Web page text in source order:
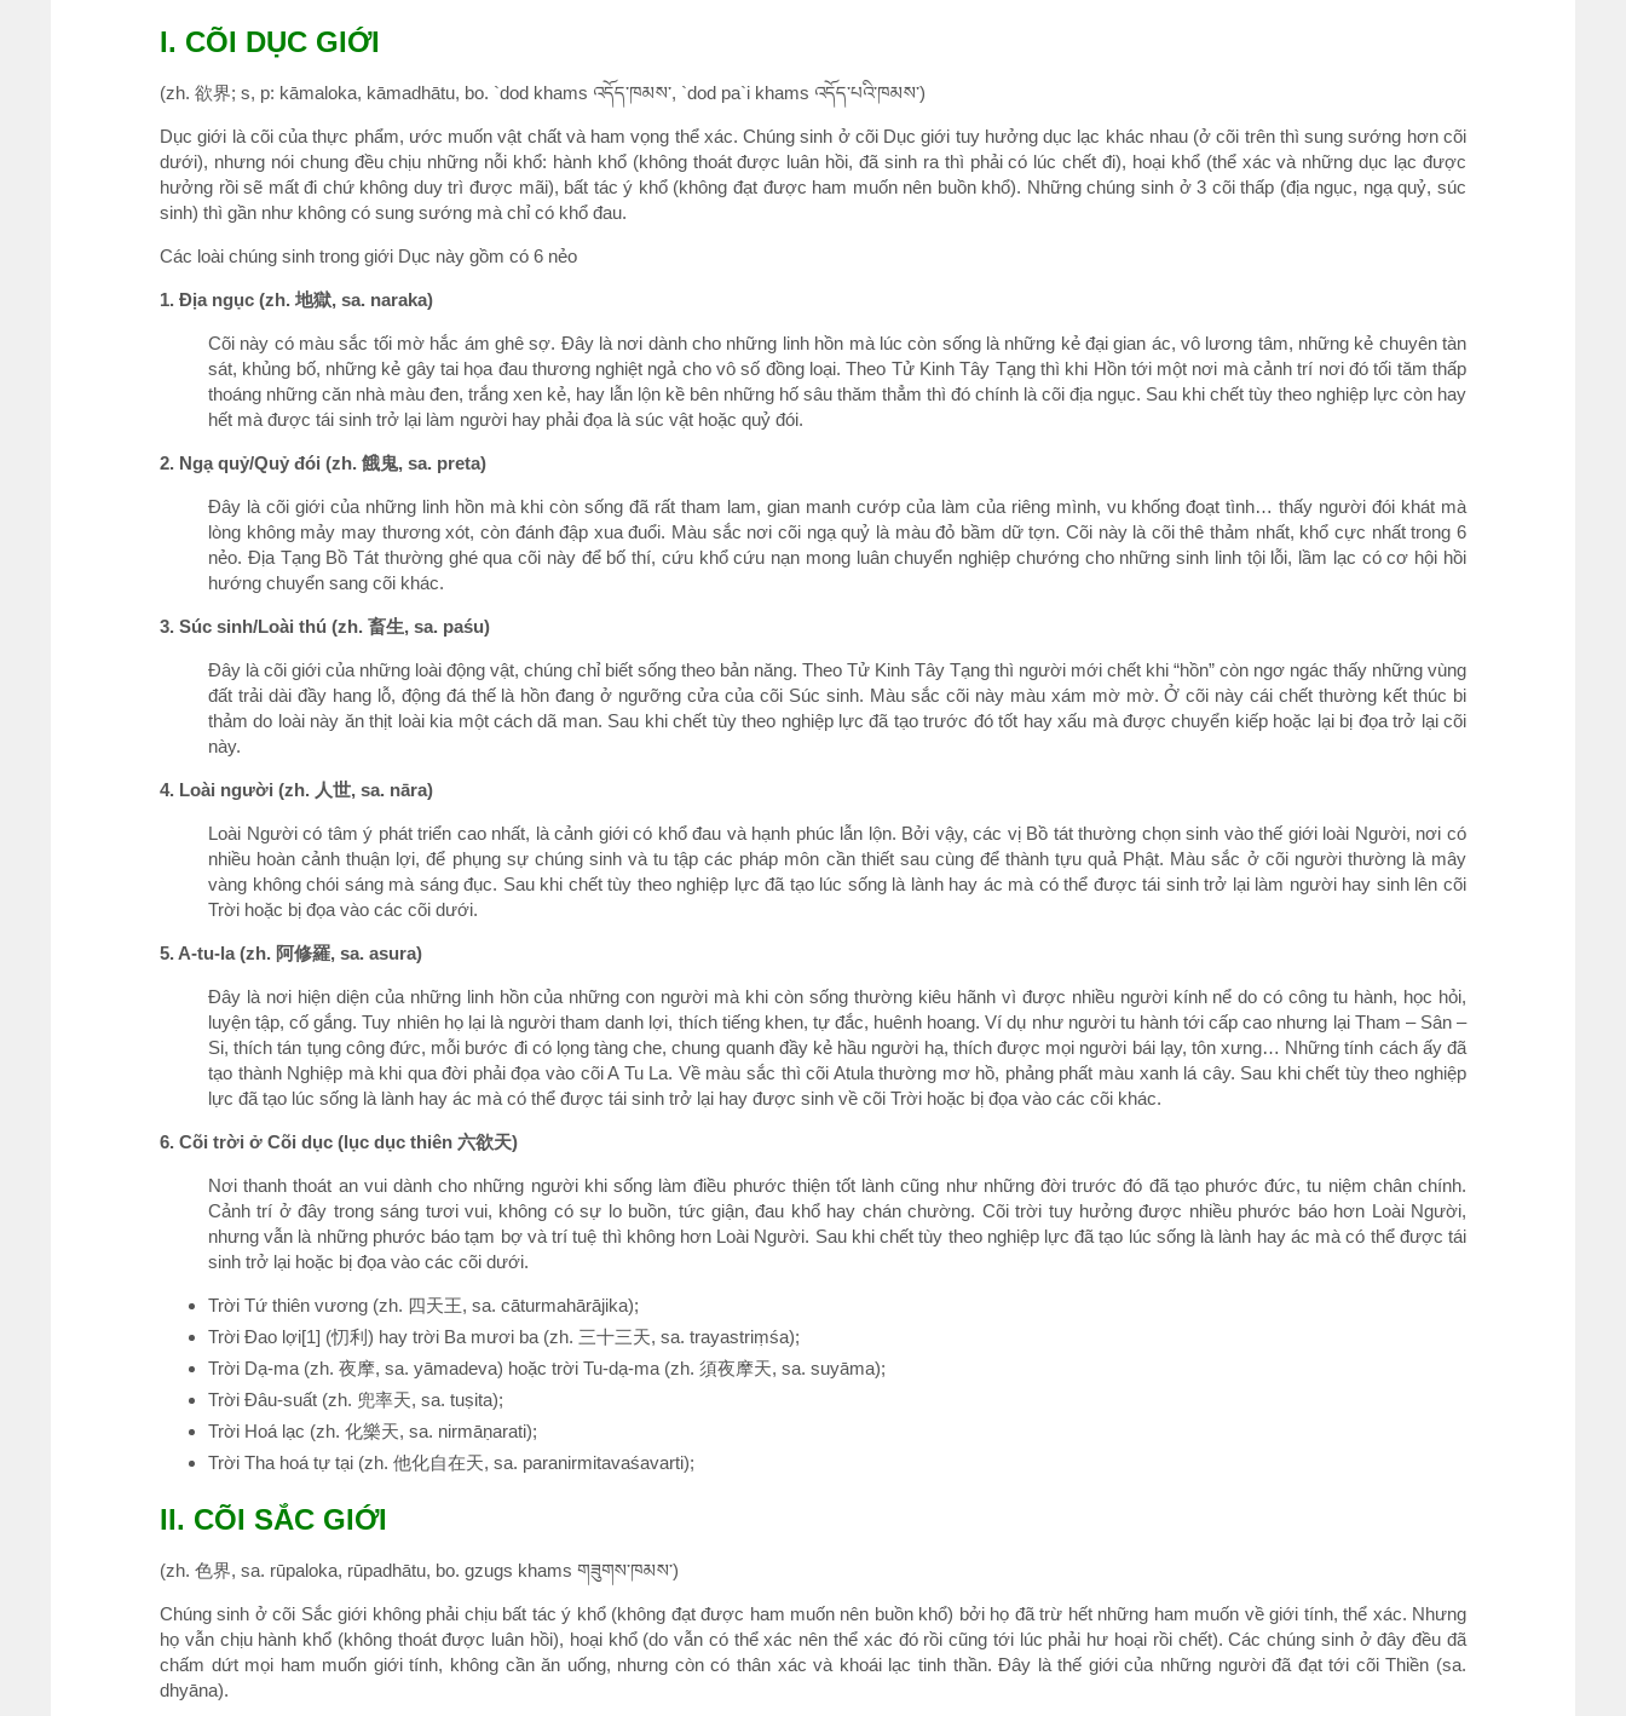
I. CÕI DỤC GIỚI
(zh. 欲界; s, p: kāmaloka, kāmadhātu, bo. `dod khams འདོད་ཁམས་, `dod pa`i khams འདོད་པའི་ཁམས་)
Dục giới là cõi của thực phẩm, ước muốn vật chất và ham vọng thể xác. Chúng sinh ở cõi Dục giới tuy hưởng dục lạc khác nhau (ở cõi trên thì sung sướng hơn cõi
dưới), nhưng nói chung đều chịu những nỗi khổ: hành khổ (không thoát được luân hồi, đã sinh ra thì phải có lúc chết đi), hoại khổ (thể xác và những dục lạc được
hưởng rồi sẽ mất đi chứ không duy trì được mãi), bất tác ý khổ (không đạt được ham muốn nên buồn khổ). Những chúng sinh ở 3 cõi thấp (địa ngục, ngạ quỷ, súc
sinh) thì gần như không có sung sướng mà chỉ có khổ đau.
Các loài chúng sinh trong giới Dục này gồm có 6 nẻo
1. Địa ngục (zh. 地獄, sa. naraka)
Cõi này có màu sắc tối mờ hắc ám ghê sợ. Đây là nơi dành cho những linh hồn mà lúc còn sống là những kẻ đại gian ác, vô lương tâm, những kẻ chuyên tàn
sát, khủng bố, những kẻ gây tai họa đau thương nghiệt ngả cho vô số đồng loại. Theo Tử Kinh Tây Tạng thì khi Hồn tới một nơi mà cảnh trí nơi đó tối tăm thấp
thoáng những căn nhà màu đen, trắng xen kẻ, hay lẫn lộn kề bên những hố sâu thăm thẳm thì đó chính là cõi địa ngục. Sau khi chết tùy theo nghiệp lực còn hay
hết mà được tái sinh trở lại làm người hay phải đọa là súc vật hoặc quỷ đói.
2. Ngạ quỷ/Quỷ đói (zh. 餓鬼, sa. preta)
Đây là cõi giới của những linh hồn mà khi còn sống đã rất tham lam, gian manh cướp của làm của riêng mình, vu khống đoạt tình… thấy người đói khát mà
lòng không mảy may thương xót, còn đánh đập xua đuổi. Màu sắc nơi cõi ngạ quỷ là màu đỏ bầm dữ tợn. Cõi này là cõi thê thảm nhất, khổ cực nhất trong 6
nẻo. Địa Tạng Bồ Tát thường ghé qua cõi này để bố thí, cứu khổ cứu nạn mong luân chuyển nghiệp chướng cho những sinh linh tội lỗi, lầm lạc có cơ hội hồi
hướng chuyển sang cõi khác.
3. Súc sinh/Loài thú (zh. 畜生, sa. paśu)
Đây là cõi giới của những loài động vật, chúng chỉ biết sống theo bản năng. Theo Tử Kinh Tây Tạng thì người mới chết khi “hồn” còn ngơ ngác thấy những vùng
đất trải dài đầy hang lỗ, động đá thế là hồn đang ở ngưỡng cửa của cõi Súc sinh. Màu sắc cõi này màu xám mờ mờ. Ở cõi này cái chết thường kết thúc bi
thảm do loài này ăn thịt loài kia một cách dã man. Sau khi chết tùy theo nghiệp lực đã tạo trước đó tốt hay xấu mà được chuyển kiếp hoặc lại bị đọa trở lại cõi
này.
4. Loài người (zh. 人世, sa. nāra)
Loài Người có tâm ý phát triển cao nhất, là cảnh giới có khổ đau và hạnh phúc lẫn lộn. Bởi vậy, các vị Bồ tát thường chọn sinh vào thế giới loài Người, nơi có
nhiều hoàn cảnh thuận lợi, để phụng sự chúng sinh và tu tập các pháp môn cần thiết sau cùng để thành tựu quả Phật. Màu sắc ở cõi người thường là mây
vàng không chói sáng mà sáng đục. Sau khi chết tùy theo nghiệp lực đã tạo lúc sống là lành hay ác mà có thể được tái sinh trở lại làm người hay sinh lên cõi
Trời hoặc bị đọa vào các cõi dưới.
5. A-tu-la (zh. 阿修羅, sa. asura)
Đây là nơi hiện diện của những linh hồn của những con người mà khi còn sống thường kiêu hãnh vì được nhiều người kính nể do có công tu hành, học hỏi,
luyện tập, cố gắng. Tuy nhiên họ lại là người tham danh lợi, thích tiếng khen, tự đắc, huênh hoang. Ví dụ như người tu hành tới cấp cao nhưng lại Tham – Sân –
Si, thích tán tụng công đức, mỗi bước đi có lọng tàng che, chung quanh đầy kẻ hầu người hạ, thích được mọi người bái lạy, tôn xưng… Những tính cách ấy đã
tạo thành Nghiệp mà khi qua đời phải đọa vào cõi A Tu La. Về màu sắc thì cõi Atula thường mơ hồ, phảng phất màu xanh lá cây. Sau khi chết tùy theo nghiệp
lực đã tạo lúc sống là lành hay ác mà có thể được tái sinh trở lại hay được sinh về cõi Trời hoặc bị đọa vào các cõi khác.
6. Cõi trời ở Cõi dục (lục dục thiên 六欲天)
Nơi thanh thoát an vui dành cho những người khi sống làm điều phước thiện tốt lành cũng như những đời trước đó đã tạo phước đức, tu niệm chân chính.
Cảnh trí ở đây trong sáng tươi vui, không có sự lo buồn, tức giận, đau khổ hay chán chường. Cõi trời tuy hưởng được nhiều phước báo hơn Loài Người,
nhưng vẫn là những phước báo tạm bợ và trí tuệ thì không hơn Loài Người. Sau khi chết tùy theo nghiệp lực đã tạo lúc sống là lành hay ác mà có thể được tái
sinh trở lại hoặc bị đọa vào các cõi dưới.
Trời Tứ thiên vương (zh. 四天王, sa. cāturmahārājika);
Trời Đao lợi[1] (忉利) hay trời Ba mươi ba (zh. 三十三天, sa. trayastriṃśa);
Trời Dạ-ma (zh. 夜摩, sa. yāmadeva) hoặc trời Tu-dạ-ma (zh. 須夜摩天, sa. suyāma);
Trời Đâu-suất (zh. 兜率天, sa. tuṣita);
Trời Hoá lạc (zh. 化樂天, sa. nirmāṇarati);
Trời Tha hoá tự tại (zh. 他化自在天, sa. paranirmitavaśavarti);
II. CÕI SẮC GIỚI
(zh. 色界, sa. rūpaloka, rūpadhātu, bo. gzugs khams གཟུགས་ཁམས་)
Chúng sinh ở cõi Sắc giới không phải chịu bất tác ý khổ (không đạt được ham muốn nên buồn khổ) bởi họ đã trừ hết những ham muốn về giới tính, thể xác. Nhưng
họ vẫn chịu hành khổ (không thoát được luân hồi), hoại khổ (do vẫn có thể xác nên thể xác đó rồi cũng tới lúc phải hư hoại rồi chết). Các chúng sinh ở đây đều đã
chấm dứt mọi ham muốn giới tính, không cần ăn uống, nhưng còn có thân xác và khoái lạc tinh thần. Đây là thế giới của những người đã đạt tới cõi Thiền (sa.
dhyāna).